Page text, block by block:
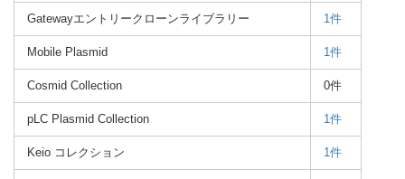
Gatewayエントリークローンライブラリー 1件
Mobile Plasmid 1件
Cosmid Collection 0件
pLC Plasmid Collection 1件
Keio コレクション 1件